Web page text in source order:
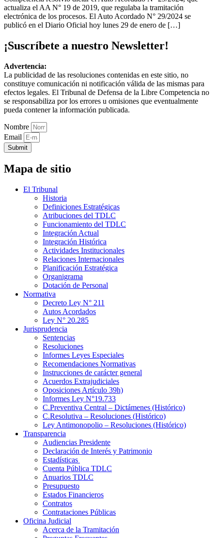
actualiza el AA N° 19 de 2019, que regulaba la tramitación
electrónica de los procesos. El Auto Acordado N° 29/2024 se
publicó en el Diario Oficial hoy lunes 29 de enero de […]
¡Suscríbete a nuestro Newsletter!
Advertencia:
La publicidad de las resoluciones contenidas en este sitio, no
constituye comunicación ni notificación válida de las mismas para
efectos legales. El Tribunal de Defensa de la Libre Competencia no
se responsabiliza por los errores u omisiones que eventualmente
pueda contener la información publicada.
Nombre
Email
Submit
Mapa de sitio
El Tribunal
Historia
Definiciones Estratégicas
Atribuciones del TDLC
Funcionamiento del TDLC
Integración Actual
Integración Histórica
Actividades Institucionales
Relaciones Internacionales
Planificación Estratégica
Organigrama
Dotación de Personal
Normativa
Decreto Ley N° 211
Autos Acordados
Ley N° 20.285
Jurisprudencia
Sentencias
Resoluciones
Informes Leyes Especiales
Recomendaciones Normativas
Instrucciones de carácter general
Acuerdos Extrajudiciales
Oposiciones Artículo 39h)
Informes Ley N°19.733
C.Preventiva Central – Dictámenes (Histórico)
C.Resolutiva – Resoluciones (Histórico)
Ley Antimonopolio – Resoluciones (Histórico)
Transparencia
Audiencias Presidente
Declaración de Interés y Patrimonio
Estadísticas
Cuenta Pública TDLC
Anuarios TDLC
Presupuesto
Estados Financieros
Contratos
Contrataciones Públicas
Oficina Judicial
Acerca de la Tramitación